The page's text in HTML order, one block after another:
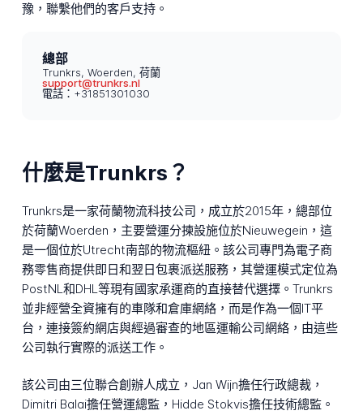
豫，聯繫他們的客戶支持。
總部
Trunkrs, Woerden, 荷蘭
support@trunkrs.nl
電話：+31851301030
什麼是Trunkrs？
Trunkrs是一家荷蘭物流科技公司，成立於2015年，總部位
於荷蘭Woerden，主要營運分揀設施位於Nieuwegein，這
是一個位於Utrecht南部的物流樞紐。該公司專門為電子商
務零售商提供即日和翌日包裹派送服務，其營運模式定位為
PostNL和DHL等現有國家承運商的直接替代選擇。Trunkrs
並非經營全資擁有的車隊和倉庫網絡，而是作為一個IT平
台，連接簽約網店與經過審查的地區運輸公司網絡，由這些
公司執行實際的派送工作。
該公司由三位聯合創辦人成立，Jan Wijn擔任行政總裁，
Dimitri Balai擔任營運總監，Hidde Stokvis擔任技術總監。